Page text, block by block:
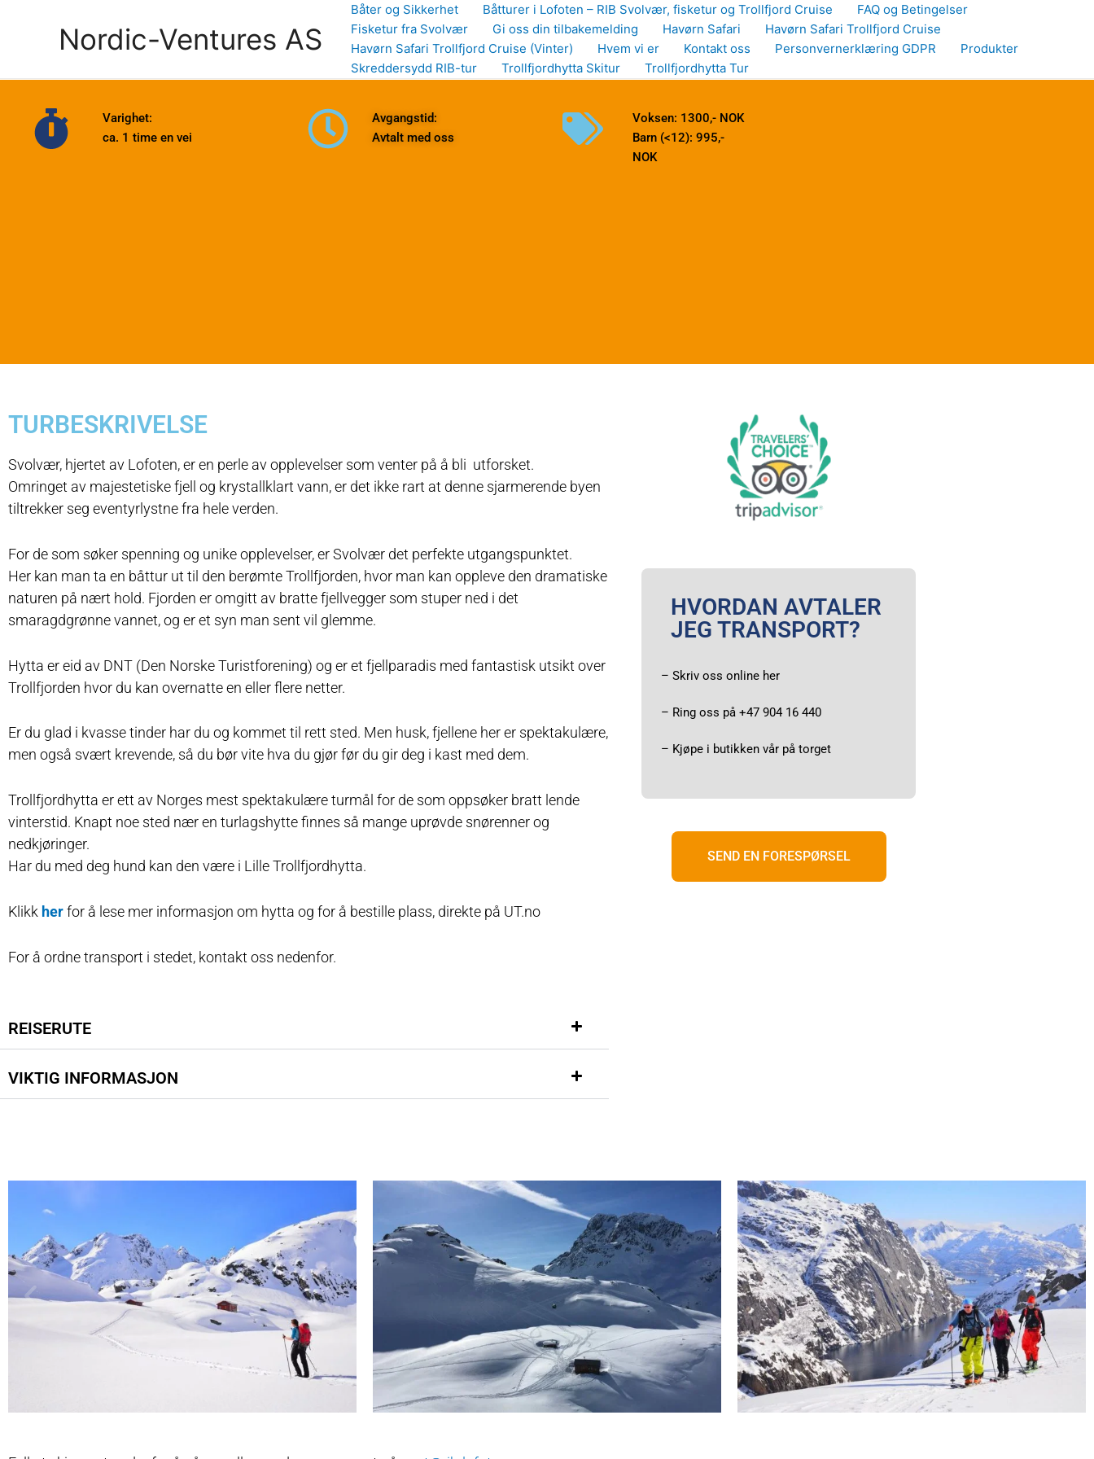
Nordic-Ventures AS
Båter og Sikkerhet Båtturer i Lofoten – RIB Svolvær, fisketur og Trollfjord Cruise
FAQ og Betingelser
Fisketur fra Svolvær
Gi oss din tilbakemelding Havørn Safari
Havørn Safari Trollfjord Cruise
Havørn Safari Trollfjord Cruise (Vinter)
Hvem vi er Kontakt oss Personvernerklæring GDPR
Produkter
Skreddersydd RIB-tur
Trollfjordhytta Skitur Trollfjordhytta Tur
Varighet:
ca. 1 time en vei
Avgangstid:
Avtalt med oss
Voksen: 1300,- NOK
Barn (<12): 995,-
NOK
TURBESKRIVELSE
Svolvær, hjertet av Lofoten, er en perle av opplevelser som venter på å bli utforsket.
Omringet av majestetiske fjell og krystallklart vann, er det ikke rart at denne sjarmerende byen
tiltrekker seg eventyrlystne fra hele verden.
For de som søker spenning og unike opplevelser, er Svolvær det perfekte utgangspunktet.
Her kan man ta en båttur ut til den berømte Trollfjorden, hvor man kan oppleve den dramatiske
naturen på nært hold. Fjorden er omgitt av bratte fjellvegger som stuper ned i det
smaragdgrønne vannet, og er et syn man sent vil glemme.
Hytta er eid av DNT (Den Norske Turistforening) og er et fjellparadis med fantastisk utsikt over
Trollfjorden hvor du kan overnatte en eller flere netter.
Er du glad i kvasse tinder har du og kommet til rett sted. Men husk, fjellene her er spektakulære,
men også svært krevende, så du bør vite hva du gjør før du gir deg i kast med dem.
Trollfjordhytta er ett av Norges mest spektakulære turmål for de som oppsøker bratt lende
vinterstid. Knapt noe sted nær en turlagshytte finnes så mange uprøvde snørenner og
nedkjøringer.
Har du med deg hund kan den være i Lille Trollfjordhytta.
Klikk herfor å lese mer informasjon om hytta og for å bestille plass, direkte på UT.no
For å ordne transport i stedet, kontakt oss nedenfor.
REISERUTE
VIKTIG INFORMASJON
HVORDAN AVTALER
JEG TRANSPORT?
– Skriv oss online her
– Ring oss på +47 904 16 440
– Kjøpe i butikken vår på torget
SEND EN FORESPØRSEL